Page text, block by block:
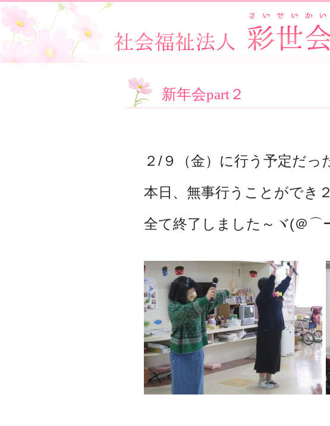
新年会part２
２/９（金）に行う予定だっ
本日、無事行うことができ
全て終了しました～ヾ(＠⌒